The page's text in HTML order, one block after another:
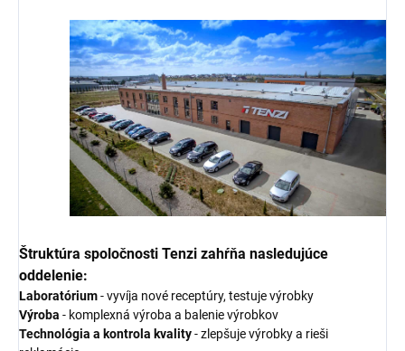
Štruktúra spoločnosti Tenzi zahŕňa nasledujúce
oddelenie:
Laboratórium- vyvíja nové receptúry, testuje výrobky
Výroba - komplexná výroba a balenie výrobkov
Technológia a kontrola kvality- zlepšuje výrobky a rieši